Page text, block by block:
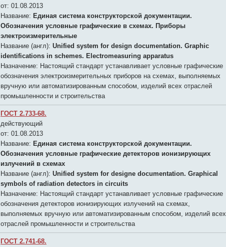
от: 01.08.2013
Название: Единая система конструкторской документации.
Обозначения условные графические в схемах. Приборы
электроизмерительные
Название (англ): Unified system for design documentation. Graphic
identifications in schemes. Electromeasuring apparatus
Назначение: Настоящий стандарт устанавливает условные графические
обозначения электроизмерительных приборов на схемах, выполняемых
вручную или автоматизированным способом, изделий всех отраслей
промышленности и строительства
ГОСТ 2.733-68.
действующий
от: 01.08.2013
Название: Единая система конструкторской документации.
Обозначения условные графические детекторов ионизирующих
излучений в схемах
Название (англ): Unified system for designe documentation. Graphical
symbols of radiation detectors in circuits
Назначение: Настоящий стандарт устанавливает условные графические
обозначения детекторов ионизирующих излучений на схемах,
выполняемых вручную или автоматизированным способом, изделий всех
отраслей промышленности и строительства
ГОСТ 2.741-68.